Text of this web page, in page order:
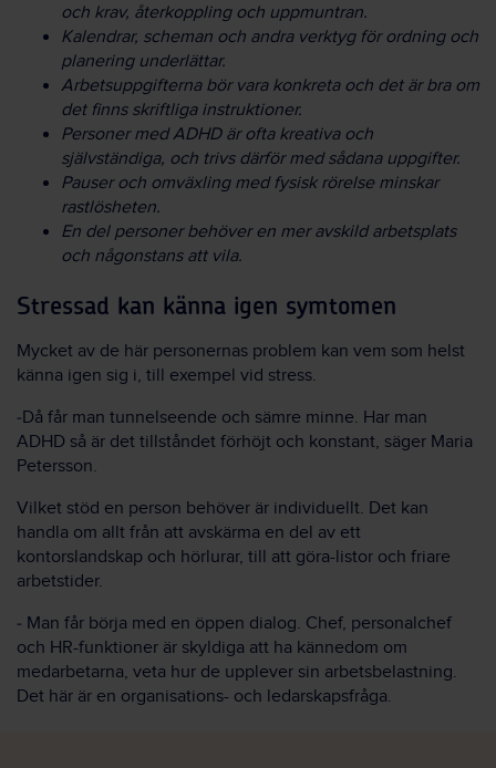
och krav, återkoppling och uppmuntran.
Kalendrar, scheman och andra verktyg för ordning och
planering underlättar.
Arbetsuppgifterna bör vara konkreta och det är bra om
det finns skriftliga instruktioner.
Personer med ADHD är ofta kreativa och
självständiga, och trivs därför med sådana uppgifter.
Pauser och omväxling med fysisk rörelse minskar
rastlösheten.
En del personer behöver en mer avskild arbetsplats
och någonstans att vila.
Stressad kan känna igen symtomen
Mycket av de här personernas problem kan vem som helst
känna igen sig i, till exempel vid stress.
‒Då får man tunnelseende och sämre minne. Har man
ADHD så är det tillståndet förhöjt och konstant, säger Maria
Petersson.
Vilket stöd en person behöver är individuellt. Det kan
handla om allt från att avskärma en del av ett
kontorslandskap och hörlurar, till att göra-listor och friare
arbetstider.
‒ Man får börja med en öppen dialog. Chef, personalchef
och HR-funktioner är skyldiga att ha kännedom om
medarbetarna, veta hur de upplever sin arbetsbelastning.
Det här är en organisations- och ledarskapsfråga.